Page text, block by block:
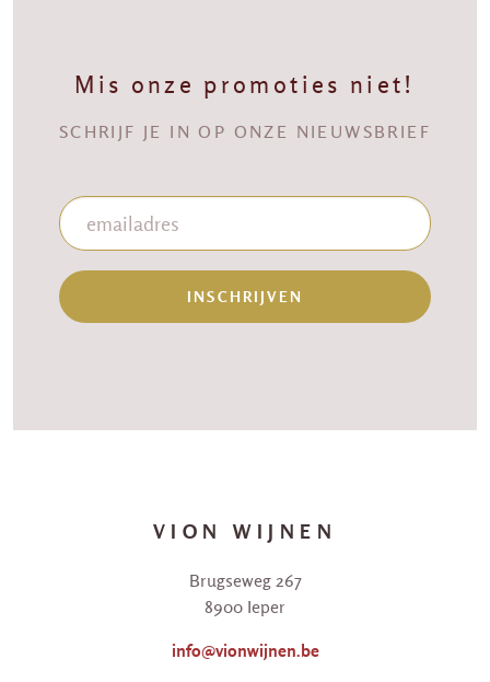
Mis onze promoties niet!
SCHRIJF JE IN OP ONZE NIEUWSBRIEF
INSCHRIJVEN
VION WIJNEN
Brugseweg 267
8900 Ieper
info@vionwijnen.be